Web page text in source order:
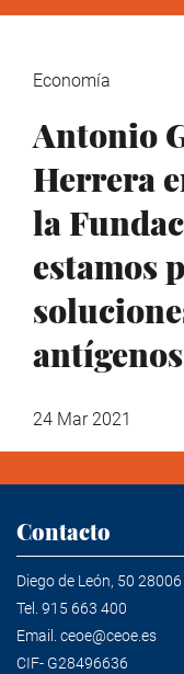
Economía
Antonio
Herrera
la
estamos
24 Mar 2021
Contacto
Diego de León, 50
Tel. 915 663 400
Email. ceoe@ceoe.es
CIF- G28496636